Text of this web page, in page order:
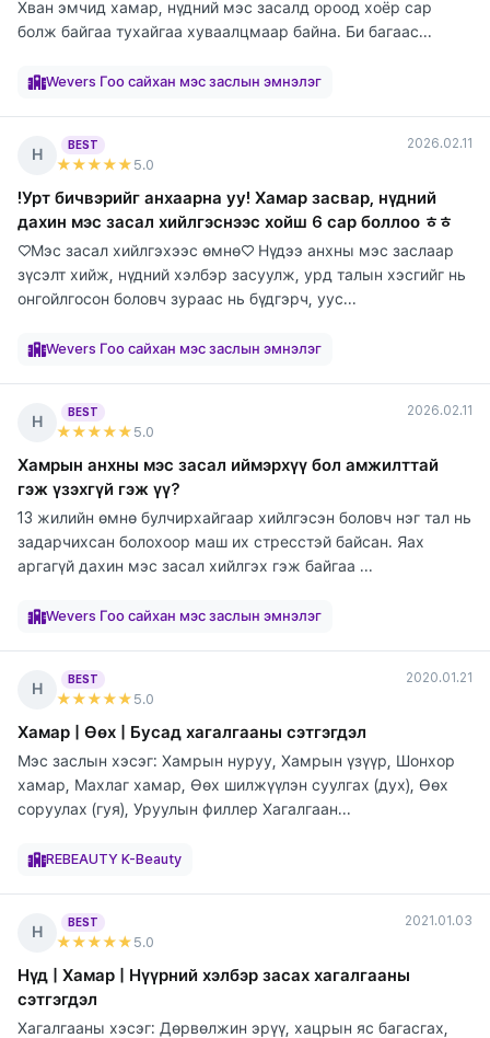
Хван эмчид хамар, нүдний мэс засалд ороод хоёр сар
болж байгаа тухайгаа хуваалцмаар байна. Би багаас...
Wevers Гоо сайхан мэс заслын эмнэлэг
Н
BEST
★★★★★ 5.0
2026.02.11
!Урт бичвэрийг анхаарна уу! Хамар засвар, нүдний
дахин мэс засал хийлгэснээс хойш 6 сар боллоо ㅎㅎ
♡Мэс засал хийлгэхээс өмнө♡ Нүдээ анхны мэс заслаар
зүсэлт хийж, нүдний хэлбэр засуулж, урд талын хэсгийг нь
онгойлгосон боловч зураас нь бүдгэрч, уус...
Wevers Гоо сайхан мэс заслын эмнэлэг
Н
BEST
★★★★★ 5.0
2026.02.11
Хамрын анхны мэс засал иймэрхүү бол амжилттай
гэж үзэхгүй гэж үү?
13 жилийн өмнө булчирхайгаар хийлгэсэн боловч нэг тал нь
задарчихсан болохоор маш их стресстэй байсан. Яах
аргагүй дахин мэс засал хийлгэх гэж байгаа ...
Wevers Гоо сайхан мэс заслын эмнэлэг
Н
BEST
★★★★★ 5.0
2020.01.21
Хамар | Өөх | Бусад хагалгааны сэтгэгдэл
Мэс заслын хэсэг: Хамрын нуруу, Хамрын үзүүр, Шонхор
хамар, Махлаг хамар, Өөх шилжүүлэн суулгах (дух), Өөх
соруулах (гуя), Уруулын филлер Хагалгаан...
REBEAUTY K-Beauty
Н
BEST
★★★★★ 5.0
2021.01.03
Нүд | Хамар | Нүүрний хэлбэр засах хагалгааны
сэтгэгдэл
Хагалгааны хэсэг: Дөрвөлжин эрүү, хацрын яс багасгах,